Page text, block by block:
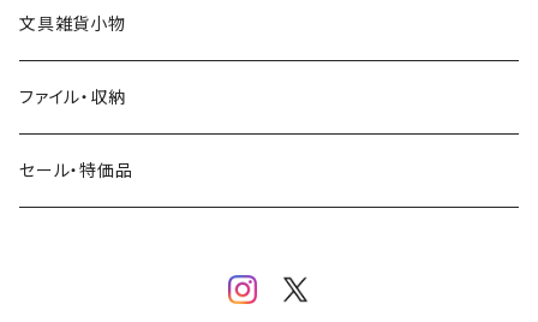
お花・フラワー・グリーン・植物
eric
SAIEN
田村美紀
パピアプラッツ（作家もの）
eric
浅野みどり
西淑
パン・ブレッド
カフェ
コーヒー・飲み物・クリームソーダ
文具雑貨小物
ファイル・収納
セール・特価品